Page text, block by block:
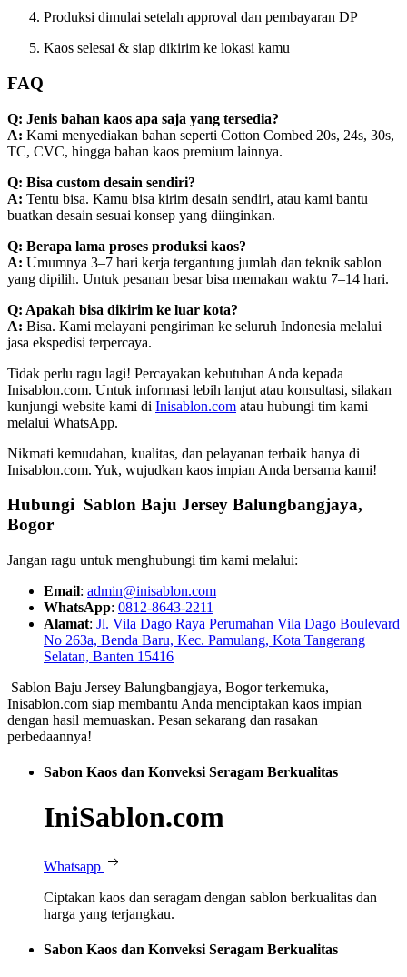
Produksi dimulai setelah approval dan pembayaran DP
Kaos selesai & siap dikirim ke lokasi kamu
FAQ
Q: Jenis bahan kaos apa saja yang tersedia?
A: Kami menyediakan bahan seperti Cotton Combed 20s, 24s, 30s,
TC, CVC, hingga bahan kaos premium lainnya.
Q: Bisa custom desain sendiri?
A: Tentu bisa. Kamu bisa kirim desain sendiri, atau kami bantu
buatkan desain sesuai konsep yang diinginkan.
Q: Berapa lama proses produksi kaos?
A: Umumnya 3–7 hari kerja tergantung jumlah dan teknik sablon
yang dipilih. Untuk pesanan besar bisa memakan waktu 7–14 hari.
Q: Apakah bisa dikirim ke luar kota?
A: Bisa. Kami melayani pengiriman ke seluruh Indonesia melalui
jasa ekspedisi terpercaya.
Tidak perlu ragu lagi! Percayakan kebutuhan Anda kepada
Inisablon.com. Untuk informasi lebih lanjut atau konsultasi, silakan
kunjungi website kami di Inisablon.com atau hubungi tim kami
melalui WhatsApp.
Nikmati kemudahan, kualitas, dan pelayanan terbaik hanya di
Inisablon.com. Yuk, wujudkan kaos impian Anda bersama kami!
Hubungi Sablon Baju Jersey Balungbangjaya,
Bogor
Jangan ragu untuk menghubungi tim kami melalui:
Email: admin@inisablon.com
WhatsApp: 0812-8643-2211
Alamat: Jl. Vila Dago Raya Perumahan Vila Dago Boulevard
No 263a, Benda Baru, Kec. Pamulang, Kota Tangerang
Selatan, Banten 15416
Sablon Baju Jersey Balungbangjaya, Bogor terkemuka,
Inisablon.com siap membantu Anda menciptakan kaos impian
dengan hasil memuaskan. Pesan sekarang dan rasakan
perbedaannya!
Sabon Kaos dan Konveksi Seragam Berkualitas
IniSablon.com
Whatsapp
Ciptakan kaos dan seragam dengan sablon berkualitas dan
harga yang terjangkau.
Sabon Kaos dan Konveksi Seragam Berkualitas